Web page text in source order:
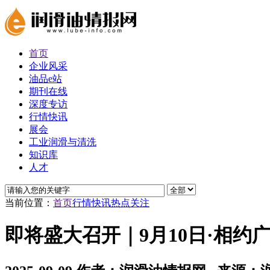
首页
企业风采
油品e站
期刊在线
深度专访
行情快讯
展会
工业润滑与清洗
知识库
人才
当前位置： 首页行情快讯热点关注
即将盛大召开｜9月10日·相约